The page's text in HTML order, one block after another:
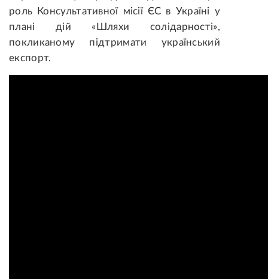
роль Консультативної місії ЄС в Україні у
плані дій «Шляхи солідарності»,
покликаному підтримати український
експорт.